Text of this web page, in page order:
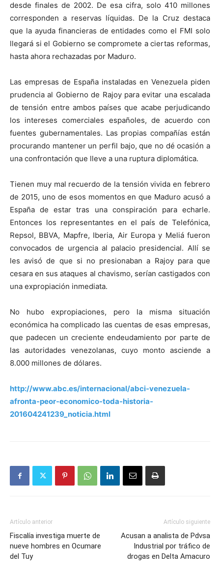
desde finales de 2002. De esa cifra, solo 410 millones
corresponden a reservas líquidas. De la Cruz destaca
que la ayuda financieras de entidades como el FMI solo
llegará si el Gobierno se compromete a ciertas reformas,
hasta ahora rechazadas por Maduro.
Las empresas de España instaladas en Venezuela piden
prudencia al Gobierno de Rajoy para evitar una escalada
de tensión entre ambos países que acabe perjudicando
los intereses comerciales españoles, de acuerdo con
fuentes gubernamentales. Las propias compañías están
procurando mantener un perfil bajo, que no dé ocasión a
una confrontación que lleve a una ruptura diplomática.
Tienen muy mal recuerdo de la tensión vivida en febrero
de 2015, uno de esos momentos en que Maduro acusó a
España de estar tras una conspiración para echarle.
Entonces los representantes en el país de Telefónica,
Repsol, BBVA, Mapfre, Iberia, Air Europa y Meliá fueron
convocados de urgencia al palacio presidencial. Allí se
les avisó de que si no presionaban a Rajoy para que
cesara en sus ataques al chavismo, serían castigados con
una expropiación inmediata.
No hubo expropiaciones, pero la misma situación
económica ha complicado las cuentas de esas empresas,
que padecen un creciente endeudamiento por parte de
las autoridades venezolanas, cuyo monto asciende a
8.000 millones de dólares.
http://www.abc.es/internacional/abci-venezuela-
afronta-peor-economico-toda-historia-
201604241239_noticia.html
Artículo anterior
Fiscalía investiga muerte de
nueve hombres en Ocumare
del Tuy
Artículo siguiente
Acusan a analista de Pdvsa
Industrial por tráfico de
drogas en Delta Amacuro